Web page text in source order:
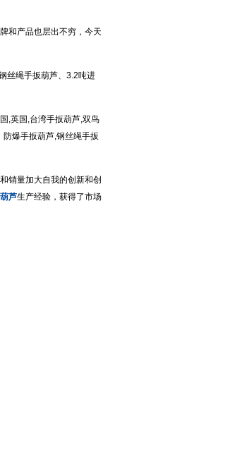
和产品也层出不穷，今天
丝绳手扳葫芦、3.2吨进
,英国,台湾手扳葫芦,双鸟
爆手扳葫芦,钢丝绳手扳
销量加大自我的创新和创
芦生产经验，获得了市场